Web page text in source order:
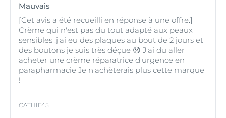
Mauvais
[Cet avis a été recueilli en réponse à une offre.]
Crème qui n'est pas du tout adapté aux peaux
sensibles .j'ai eu des plaques au bout de 2 jours et
des boutons je suis très déçue 😞 J'ai du aller
acheter une crème réparatrice d'urgence en
parapharmacie Je n'achèterais plus cette marque
!
CATHIE45